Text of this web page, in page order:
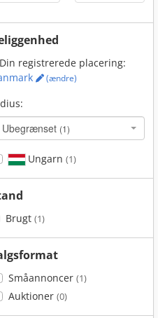
Din registrerede placering:
(ændre)
Ubegrænset (1)
Ungarn (1)
Brugt (1)
Småannoncer (1)
Auktioner (0)